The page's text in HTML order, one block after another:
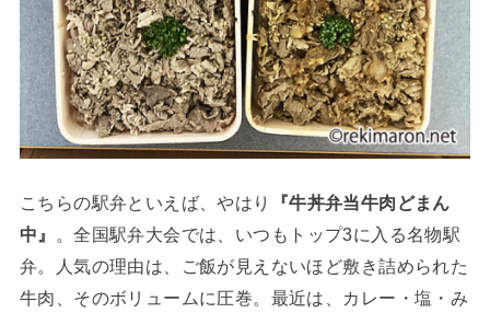
こちらの駅弁といえば、やはり
『牛丼弁当牛肉どまん
中』
。全国駅弁大会では、いつもトップ3に入る名物駅
弁。人気の理由は、ご飯が見えないほど敷き詰められた
牛肉、そのボリュームに圧巻。最近は、カレー・塩・み